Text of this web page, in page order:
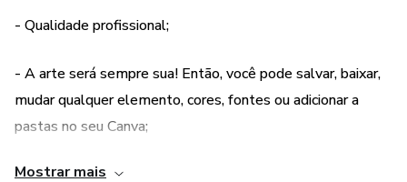
- Qualidade profissional;
- A arte será sempre sua! Então, você pode salvar, baixar,
mudar qualquer elemento, cores, fontes ou adicionar a
pastas no seu Canva;
- Tudo abre e funciona tanto na versão do Canva gratuito
Mostrar mais